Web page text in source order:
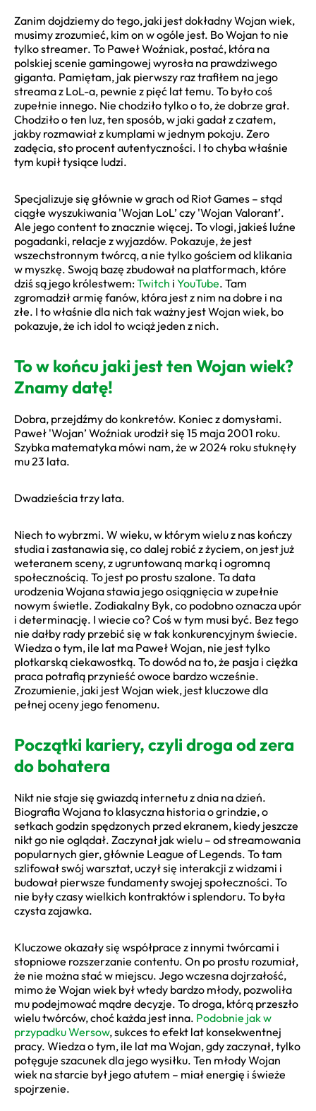
Zanim dojdziemy do tego, jaki jest dokładny Wojan wiek,
musimy zrozumieć, kim on w ogóle jest. Bo Wojan to nie
tylko streamer. To Paweł Woźniak, postać, która na
polskiej scenie gamingowej wyrosła na prawdziwego
giganta. Pamiętam, jak pierwszy raz trafiłem na jego
streama z LoL-a, pewnie z pięć lat temu. To było coś
zupełnie innego. Nie chodziło tylko o to, że dobrze grał.
Chodziło o ten luz, ten sposób, w jaki gadał z czatem,
jakby rozmawiał z kumplami w jednym pokoju. Zero
zadęcia, sto procent autentyczności. I to chyba właśnie
tym kupił tysiące ludzi.
Specjalizuje się głównie w grach od Riot Games – stąd
ciągłe wyszukiwania 'Wojan LoL’ czy 'Wojan Valorant’.
Ale jego content to znacznie więcej. To vlogi, jakieś luźne
pogadanki, relacje z wyjazdów. Pokazuje, że jest
wszechstronnym twórcą, a nie tylko gościem od klikania
w myszkę. Swoją bazę zbudował na platformach, które
dziś są jego królestwem:Twitch i YouTube. Tam
zgromadził armię fanów, która jest z nim na dobre i na
złe. I to właśnie dla nich tak ważny jest Wojan wiek, bo
pokazuje, że ich idol to wciąż jeden z nich.
To w końcu jaki jest ten Wojan wiek?
Znamy datę!
Dobra, przejdźmy do konkretów. Koniec z domysłami.
Paweł 'Wojan’ Woźniak urodził się 15 maja 2001 roku.
Szybka matematyka mówi nam, że w 2024 roku stuknęły
mu 23 lata.
Dwadzieścia trzy lata.
Niech to wybrzmi. W wieku, w którym wielu z nas kończy
studia i zastanawia się, co dalej robić z życiem, on jest już
weteranem sceny, z ugruntowaną marką i ogromną
społecznością. To jest po prostu szalone. Ta data
urodzenia Wojana stawia jego osiągnięcia w zupełnie
nowym świetle. Zodiakalny Byk, co podobno oznacza upór
i determinację. I wiecie co? Coś w tym musi być. Bez tego
nie dałby rady przebić się w tak konkurencyjnym świecie.
Wiedza o tym, ile lat ma Paweł Wojan, nie jest tylko
plotkarską ciekawostką. To dowód na to, że pasja i ciężka
praca potrafią przynieść owoce bardzo wcześnie.
Zrozumienie, jaki jest Wojan wiek, jest kluczowe dla
pełnej oceny jego fenomenu.
Początki kariery, czyli droga od zera
do bohatera
Nikt nie staje się gwiazdą internetu z dnia na dzień.
Biografia Wojana to klasyczna historia o grindzie, o
setkach godzin spędzonych przed ekranem, kiedy jeszcze
nikt go nie oglądał. Zaczynał jak wielu – od streamowania
popularnych gier, głównie League of Legends. To tam
szlifował swój warsztat, uczył się interakcji z widzami i
budował pierwsze fundamenty swojej społeczności. To
nie były czasy wielkich kontraktów i splendoru. To była
czysta zajawka.
Kluczowe okazały się współprace z innymi twórcami i
stopniowe rozszerzanie contentu. On po prostu rozumiał,
że nie można stać w miejscu. Jego wczesna dojrzałość,
mimo że Wojan wiek był wtedy bardzo młody, pozwoliła
mu podejmować mądre decyzje. To droga, którą przeszło
wielu twórców, choć każda jest inna. Podobnie jak w
przypadku Wersow, sukces to efekt lat konsekwentnej
pracy. Wiedza o tym, ile lat ma Wojan, gdy zaczynał, tylko
potęguje szacunek dla jego wysiłku. Ten młody Wojan
wiek na starcie był jego atutem – miał energię i świeże
spojrzenie.